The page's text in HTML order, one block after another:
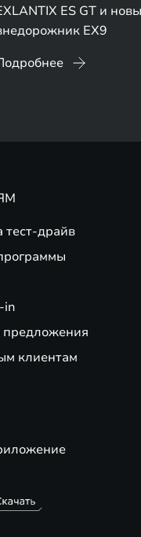
ES GT и
EX9
тест-драйв
in
клиентам